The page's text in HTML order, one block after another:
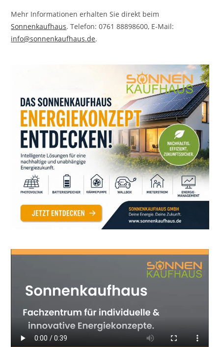
Mehr Informationen erhalten Sie direkt beim
Sonnenkaufhaus. Telefon: 0761 88898600, E-Mail:
info@sonnenkaufhaus.de.